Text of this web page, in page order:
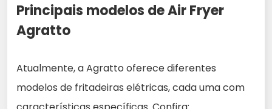
Principais modelos de Air Fryer
Agratto
Atualmente, a Agratto oferece diferentes
modelos de fritadeiras elétricas, cada uma com